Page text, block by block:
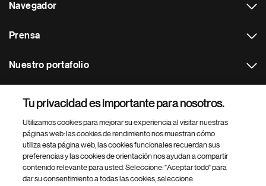
Navegador
Prensa
Nuestro portafolio
Footer Site Search
Tu privacidad es importante para nosotros.
Utilizamos cookies para mejorar su experiencia al visitar nuestras
páginas web: las cookies de rendimiento nos muestran cómo
utiliza esta página web, las cookies funcionales recuerdan sus
preferencias y las cookies de orientación nos ayudan a compartir
contenido relevante para usted. Seleccione: "Aceptar todo" para
dar su consentimiento a todas las cookies, seleccione